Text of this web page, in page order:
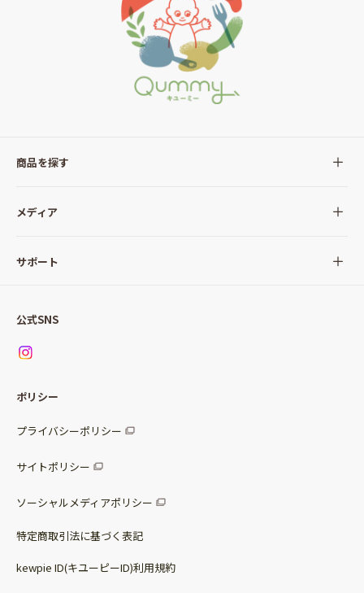
商品を探す
全ての商品
サラダ
パッケージサラダ
惣菜サラダ
調味料
ベビー・幼児食
メディア
Qummy(キユーミー)について
サポート
お問い合わせ
公式SNS
ポリシー
プライバシーポリシー
サイトポリシー
ソーシャルメディアポリシー
特定商取引法に基づく表記
kewpie ID(キユーピーID)利用規約